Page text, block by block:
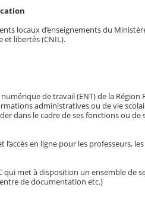
locaux d’enseignements du
et libertés (CNIL).
de travail (ENT) de la Région
administratives ou de vie
dans le cadre de ses fonctions ou
en ligne pour les professeurs,
met à disposition un ensemble de
de documentation etc.)